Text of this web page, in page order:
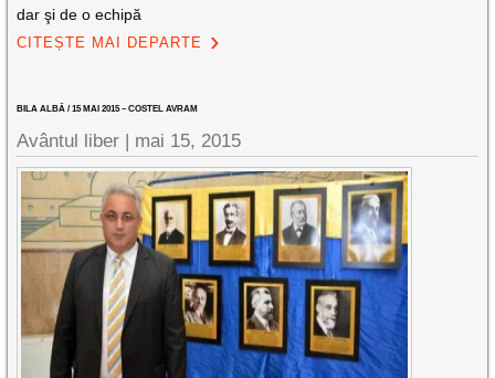
dar şi de o echipă
CITEȘTE MAI DEPARTE
BILA ALBĂ / 15 MAI 2015 – COSTEL AVRAM
Avântul liber | mai 15, 2015